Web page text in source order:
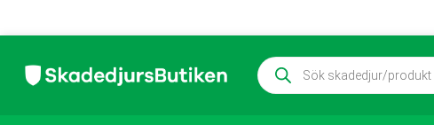
content
Produktsökning